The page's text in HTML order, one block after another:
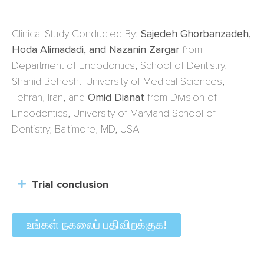
Clinical Study Conducted By: Sajedeh Ghorbanzadeh,
Hoda Alimadadi, and Nazanin Zargar from
Department of Endodontics, School of Dentistry,
Shahid Beheshti University of Medical Sciences,
Tehran, Iran, and Omid Dianat from Division of
Endodontics, University of Maryland School of
Dentistry, Baltimore, MD, USA
Trial conclusion
உங்கள் நகலைப் பதிவிறக்குக!